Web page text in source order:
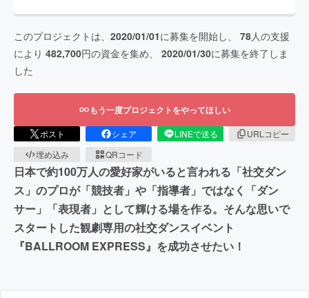
このプロジェクトは、 2020/01/01に募集を開始し、 78人の支援
により 482,700円の資金を集め、 2020/01/30に募集を終了しま
した
もう一度プロジェクトをやってほしい
ポスト シェア LINEで送る
URLコピー
埋め込み
QRコード
日本で約100万人の愛好家がいると言われる「社交ダン
ス」のプロが「競技者」や「指導者」ではなく「ダン
サー」「表現者」として輝ける場を作る。そんな思いで
スタートした観劇専用の社交ダンスイベント
『BALLROOM EXPRESS』を成功させたい！